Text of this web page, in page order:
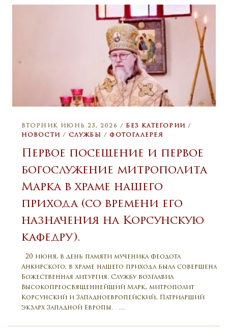
ВТОРНИК ИЮНЬ 23, 2026 / БЕЗ КАТЕГОРИИ /
НОВОСТИ / СЛУЖБЫ / ФОТОГАЛЕРЕЯ
Первое посещение и первое
богослужение митрополита
Марка в храме нашего
прихода (со времени его
назначения на Корсунскую
кафедру).
20 июня, в день памяти мученика Феодота
Анкирского, в храме нашего прихода была совершена
Божественная литургия. Службу возглавил
Высокопреосвященнейший Марк, митрополит
Корсунский и Западноевропейский, Патриарший
экзарх Западной Европы. …